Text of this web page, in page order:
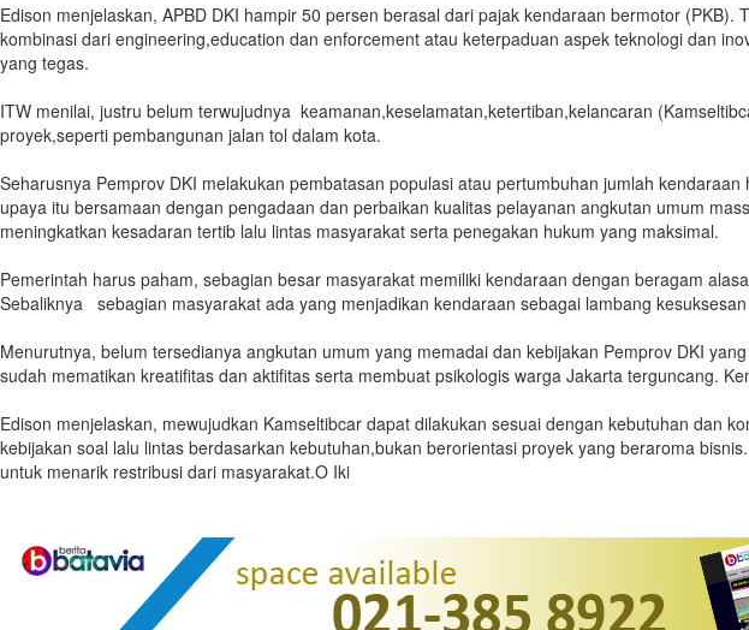
Edison menjelaskan, APBD DKI hampir 50 persen berasal dari pajak kendaraan bermotor
kombinasi dari engineering,education dan enforcement atau keterpaduan aspek teknologi dan
yang tegas.
ITW menilai, justru belum terwujudnya keamanan,keselamatan,ketertiban,kelancaran
proyek,seperti pembangunan jalan tol dalam kota.
Seharusnya Pemprov DKI melakukan pembatasan populasi atau pertumbuhan jumlah
upaya itu bersamaan dengan pengadaan dan perbaikan kualitas pelayanan angkutan umum
meningkatkan kesadaran tertib lalu lintas masyarakat serta penegakan hukum yang maksimal.
Pemerintah harus paham, sebagian besar masyarakat memiliki kendaraan dengan beragam
Sebaliknya sebagian masyarakat ada yang menjadikan kendaraan sebagai lambang
Menurutnya, belum tersedianya angkutan umum yang memadai dan kebijakan Pemprov DKI
sudah mematikan kreatifitas dan aktifitas serta membuat psikologis warga Jakarta terguncang.
Edison menjelaskan, mewujudkan Kamseltibcar dapat dilakukan sesuai dengan kebutuhan dan
kebijakan soal lalu lintas berdasarkan kebutuhan,bukan berorientasi proyek yang beraroma
untuk menarik restribusi dari masyarakat.O Iki